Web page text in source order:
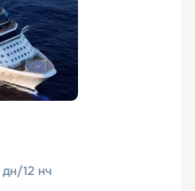
дн/12 нч